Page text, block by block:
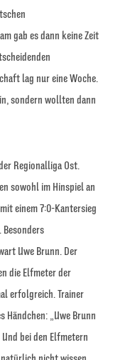
gab es dann keine Zeit
lag nur eine Woche.
sondern wollten dann
Regionalliga Ost.
sowohl im Hinspiel an
einem 7:0-Kantersieg
Uwe Brunn. Der
die Elfmeter der
erfolgreich. Trainer
„Uwe Brunn
bei den Elfmetern